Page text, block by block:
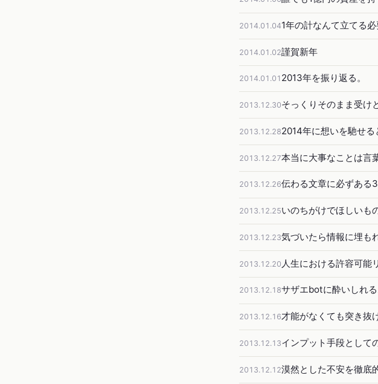
2014.01.041年の計なんて立てる必
2014.01.02謹賀新年
2014.01.01 2013年を振り返る。
2013.12.30そっくりそのまま受け
2013.12.282014年に想いを馳せる
2013.12.27本当に大事なことは言
2013.12.26伝わる文章に必ずある3
2013.12.25いのちがけでほしいもの
2013.12.23気づいたら情報に埋も
2013.12.20 人生における許容可能
2013.12.18サザエbotに酔いしれる
2013.12.16才能がなくても突き抜
2013.12.13インプット手段として
2013.12.12漠然とした不安を徹底